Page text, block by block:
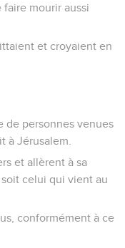
mourir aussi
et croyaient en
de personnes venues
à Jérusalem.
et allèrent à sa
celui qui vient au
conformément à ce